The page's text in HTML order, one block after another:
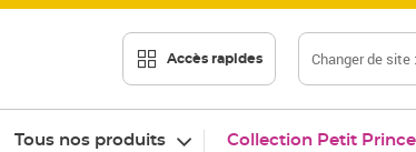
Accès rapides Changer de site :
Tous nos produits Collection Petit Prince